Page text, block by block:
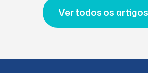
Ver todos os artigos